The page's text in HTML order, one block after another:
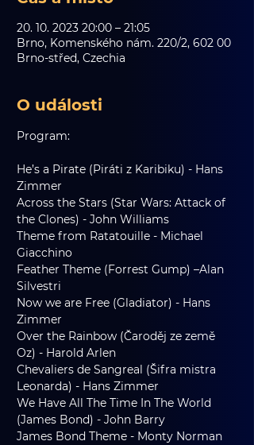
20. 10. 2023 20:00 – 21:05
Brno, Komenského nám. 220/2, 602 00
Brno-střed, Czechia
O události
Program:
He’s a Pirate (Piráti z Karibiku) - Hans
Zimmer
Across the Stars (Star Wars: Attack of
the Clones) - John Williams
Theme from Ratatouille - Michael
Giacchino
Feather Theme (Forrest Gump) –Alan
Silvestri
Now we are Free (Gladiator) - Hans
Zimmer
Over the Rainbow (Čaroděj ze země
Oz) - Harold Arlen
Chevaliers de Sangreal (Šifra mistra
Leonarda) - Hans Zimmer
We Have All The Time In The World
(James Bond) - John Barry
James Bond Theme - Monty Norman